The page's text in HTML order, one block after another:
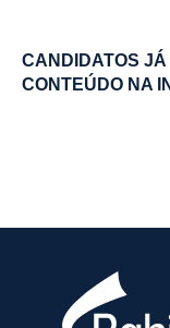
CANDIDATOS JÁ
CONTEÚDO NA